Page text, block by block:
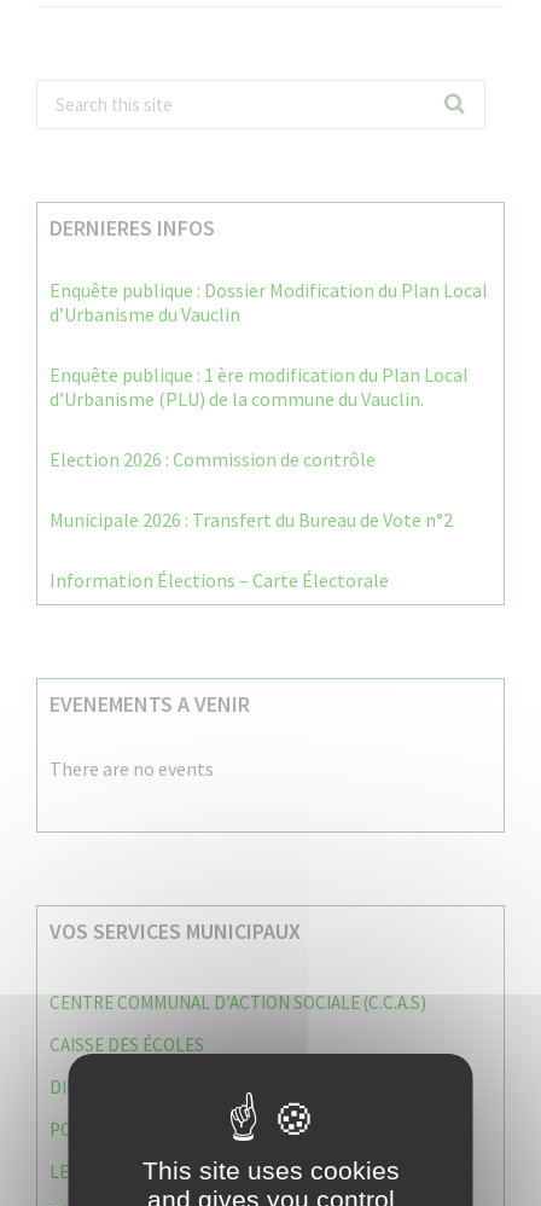
DERNIERES INFOS
Enquête publique : Dossier Modification du Plan Local
d’Urbanisme du Vauclin
Enquête publique : 1 ère modification du Plan Local
d’Urbanisme (PLU) de la commune du Vauclin.
Election 2026 : Commission de contrôle
Municipale 2026 : Transfert du Bureau de Vote n°2
Information Élections – Carte Électorale
EVENEMENTS A VENIR
There are no events
VOS SERVICES MUNICIPAUX
CENTRE COMMUNAL D’ACTION SOCIALE (C.C.A.S)
CAISSE DES ÉCOLES
DIRECTION DES SERVICES TECHNIQUES
POLICE MUNICIPALE
LE CABINET DU MAIREThis site uses cookies
and gives you control